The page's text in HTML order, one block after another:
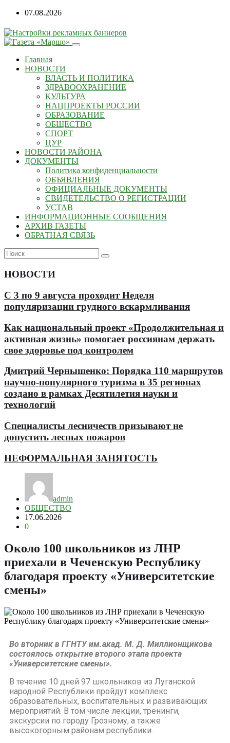
07.08.2026
Главная
НОВОСТИ
ВЛАСТЬ И ПОЛИТИКА
ЗДРАВООХРАНЕНИЕ
КУЛЬТУРА
НАЦПРОЕКТЫ РОССИИ
ОБРАЗОВАНИЕ
ОБЩЕСТВО
СПОРТ
ЦУР
НОВОСТИ РАЙОНА
ДОКУМЕНТЫ
Политика конфиденциальности
ОБЪЯВЛЕНИЯ
ОФИЦИАЛЬНЫЕ ДОКУМЕНТЫ
СВИДЕТЕЛЬСТВО О РЕГИСТРАЦИИ
УСТАВ
ИНФОРМАЦИОННЫЕ СООБЩЕНИЯ
АРХИВ ГАЗЕТЫ
ОБРАТНАЯ СВЯЗЬ
НОВОСТИ
С 3 по 9 августа проходит Неделя
популяризации грудного вскармливания
Как национальный проект «Продолжительная и
активная жизнь» помогает россиянам держать
свое здоровье под контролем
Дмитрий Чернышенко: Порядка 110 маршрутов
научно-популярного туризма в 35 регионах
создано в рамках Десятилетия науки и
технологий
Специалисты лесничеств призывают не
допустить лесных пожаров
НЕФОРМАЛЬНАЯ ЗАНЯТОСТЬ
admin
ОБЩЕСТВО
17.06.2026
0
Около 100 школьников из ЛНР
приехали в Чеченскую Республику
благодаря проекту «Университетские
смены»
Во вторник в ГГНТУ им.акад. М. Д. Миллионщикова
состоялось открытие второго этапа проекта
«Университетские смены».
В течение 10 дней 97 школьников из Луганской
народной Республики пройдут комплекс
образовательных, воспитательных и развивающих
мероприятий. В том числе лекции, тренинги,
экскурсии по городу Грозному, а также
высокогорным районам республики.